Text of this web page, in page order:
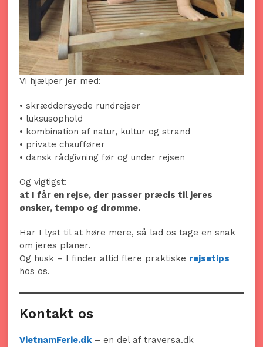
Vi hjælper jer med:
• skræddersyede rundrejser
• luksusophold
• kombination af natur, kultur og strand
• private chauffører
• dansk rådgivning før og under rejsen
Og vigtigst:
at I får en rejse, der passer præcis til jeres
ønsker, tempo og drømme.
Har I lyst til at høre mere, så lad os tage en snak
om jeres planer.
Og husk – I finder altid flere praktiske rejsetips
hos os.
Kontakt os
VietnamFerie.dk– en del af traversa.dk